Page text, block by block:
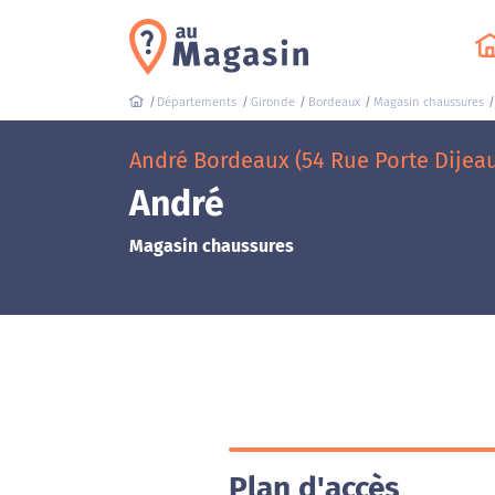
Départements Gironde Bordeaux Magasin chaussures
André Bordeaux (54 Rue Porte
André
Magasin chaussures